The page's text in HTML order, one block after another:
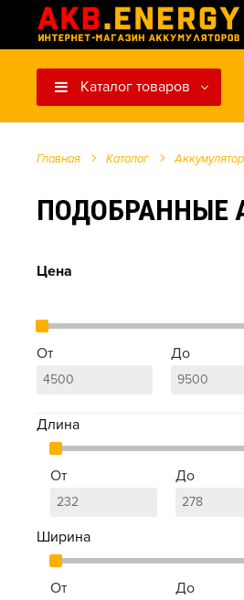
Каталог товаров
Главная Каталог
ПОДОБРАННЫЕ
Цена
От До
Длина
От До
Ширина
От До